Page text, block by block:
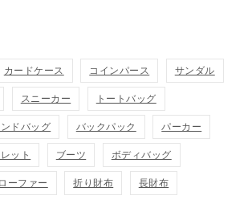
カードケース コインパース サンダル
スニーカー トートバッグ
ドバッグ バックパック パーカー
ット ブーツ ボディバッグ
ローファー 折り財布 長財布